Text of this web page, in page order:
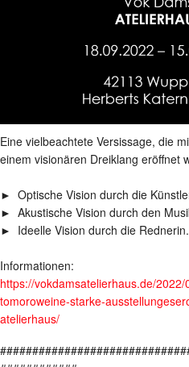
Eine vielbeachtete Versissage, die
einem visionären Dreiklang eröffnet
► Optische Vision durch die
► Akustische Vision durch den
► Ideelle Vision durch die Rednerin.
Informationen:
https://vokdamsatelierhaus.de/
tomoroweine-starke-
atelierhaus/